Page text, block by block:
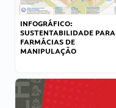
INFOGRÁFICO:
SUSTENTABILIDADE PARA
FARMÁCIAS DE
MANIPULAÇÃO